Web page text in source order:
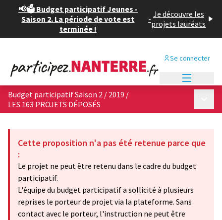
📢🗳️ Budget participatif Jeunes -
Saison 2. La période de vote est
terminée !
- Je découvre les
projets lauréats
Se connecter
Budget participatif Saison 2 / 2019 /
LES 163 PROJETS DÉPOSÉS
Cette proposition n'a pas été retenue parce que
:
Le projet ne peut être retenu dans le cadre du budget
participatif.
L'équipe du budget participatif a sollicité à plusieurs
reprises le porteur de projet via la plateforme. Sans
contact avec le porteur, l'instruction ne peut être